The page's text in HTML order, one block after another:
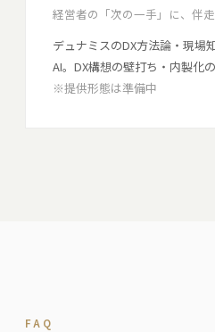
経営者の「次の一手」に、伴
デュナミスのDX方法論・現場
AI。DX構想の壁打ち・内製化
※提供形態は準備中
FAQ